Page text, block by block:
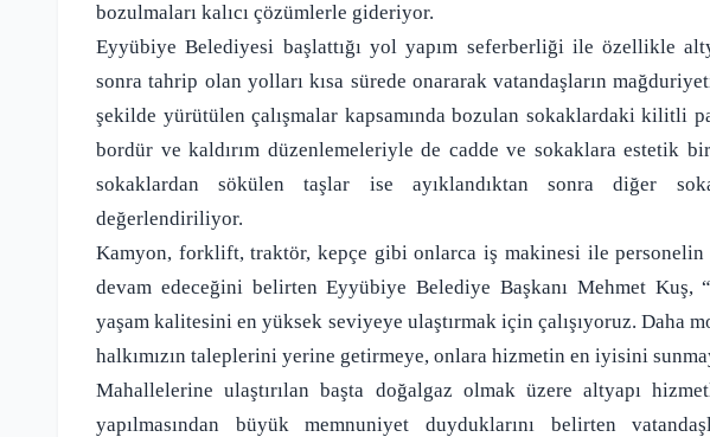
bozulmaları kalıcı çözümlerle gideriyor.
Eyyübiye Belediyesi başlattığı yol yapım seferberliği ile özellikle
sonra tahrip olan yolları kısa sürede onararak vatandaşların
şekilde yürütülen çalışmalar kapsamında bozulan sokaklardaki kilitli
bordür ve kaldırım düzenlemeleriyle de cadde ve sokaklara estetik
sokaklardan sökülen taşlar ise ayıklandıktan sonra diğer
değerlendiriliyor.
Kamyon, forklift, traktör, kepçe gibi onlarca iş makinesi ile personelin
devam edeceğini belirten Eyyübiye Belediye Başkanı Mehmet Kuş,
yaşam kalitesini en yüksek seviyeye ulaştırmak için çalışıyoruz. Daha
halkımızın taleplerini yerine getirmeye, onlara hizmetin en iyisini
Mahallelerine ulaştırılan başta doğalgaz olmak üzere altyapı
yapılmasından büyük memnuniyet duyduklarını belirten